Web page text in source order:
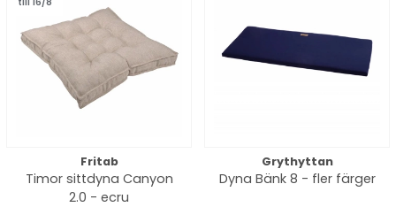
Fritab
Timor sittdyna Canyon
2.0 - ecru
Grythyttan
Dyna Bänk 8 - fler färger